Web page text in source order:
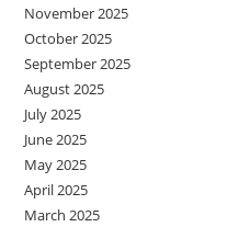
November 2025
October 2025
September 2025
August 2025
July 2025
June 2025
May 2025
April 2025
March 2025